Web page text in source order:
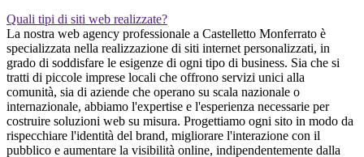
Quali tipi di siti web realizzate?
La nostra web agency professionale a Castelletto Monferrato è
specializzata nella realizzazione di siti internet personalizzati, in
grado di soddisfare le esigenze di ogni tipo di business. Sia che si
tratti di piccole imprese locali che offrono servizi unici alla
comunità, sia di aziende che operano su scala nazionale o
internazionale, abbiamo l'expertise e l'esperienza necessarie per
costruire soluzioni web su misura. Progettiamo ogni sito in modo da
rispecchiare l'identità del brand, migliorare l'interazione con il
pubblico e aumentare la visibilità online, indipendentemente dalla